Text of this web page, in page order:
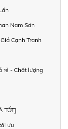
Nam Sơn
Cạnh Tranh
rẻ - Chất lượng
TỐT]
ưu